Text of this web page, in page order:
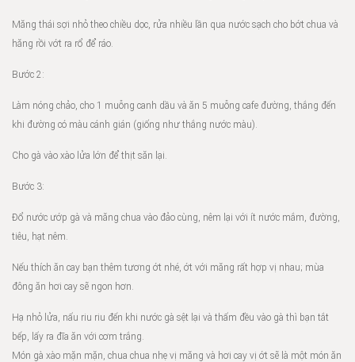
Măng thái sợi nhỏ theo chiều dọc, rửa nhiều lần qua nước sạch cho bớt chua và
hăng rồi vớt ra rổ để ráo.
Bước 2:
Làm nóng chảo, cho 1 muỗng canh dầu và ăn 5 muỗng cafe đường, thắng đến
khi đường có màu cánh gián (giống như thắng nước màu).
Cho gà vào xào lửa lớn để thịt săn lại.
Bước 3:
Đổ nước ướp gà và măng chua vào đảo cùng, nêm lại với ít nước mắm, đường,
tiêu, hạt nêm.
Nếu thích ăn cay bạn thêm tương ớt nhé, ớt với măng rất hợp vị nhau; mùa
đông ăn hơi cay sẽ ngon hơn.
Hạ nhỏ lửa, nấu riu riu đến khi nước gà sệt lại và thấm đều vào gà thì bạn tắt
bếp, lấy ra đĩa ăn với cơm trắng.
Món gà xào mặn mặn, chua chua nhẹ vị măng và hơi cay vị ớt sẽ là một món ăn